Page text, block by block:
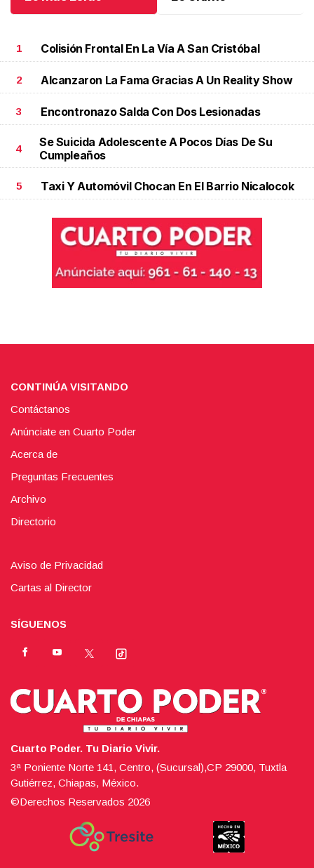
1 Colisión Frontal En La Vía A San Cristóbal
2 Alcanzaron La Fama Gracias A Un Reality Show
3 Encontronazo Salda Con Dos Lesionadas
4
Se Suicida Adolescente A Pocos Días De Su
Cumpleaños
5 Taxi Y Automóvil Chocan En El Barrio Nicalocok
CONTINÚA VISITANDO
Contáctanos
Anúnciate en Cuarto Poder
Acerca de
Preguntas Frecuentes
Archivo
Directorio
Aviso de Privacidad
Cartas al Director
SÍGUENOS
Cuarto Poder. Tu Diario Vivir.
3ª Poniente Norte 141, Centro, (Sucursal),CP 29000, Tuxtla
Gutiérrez, Chiapas, México.
©Derechos Reservados 2026